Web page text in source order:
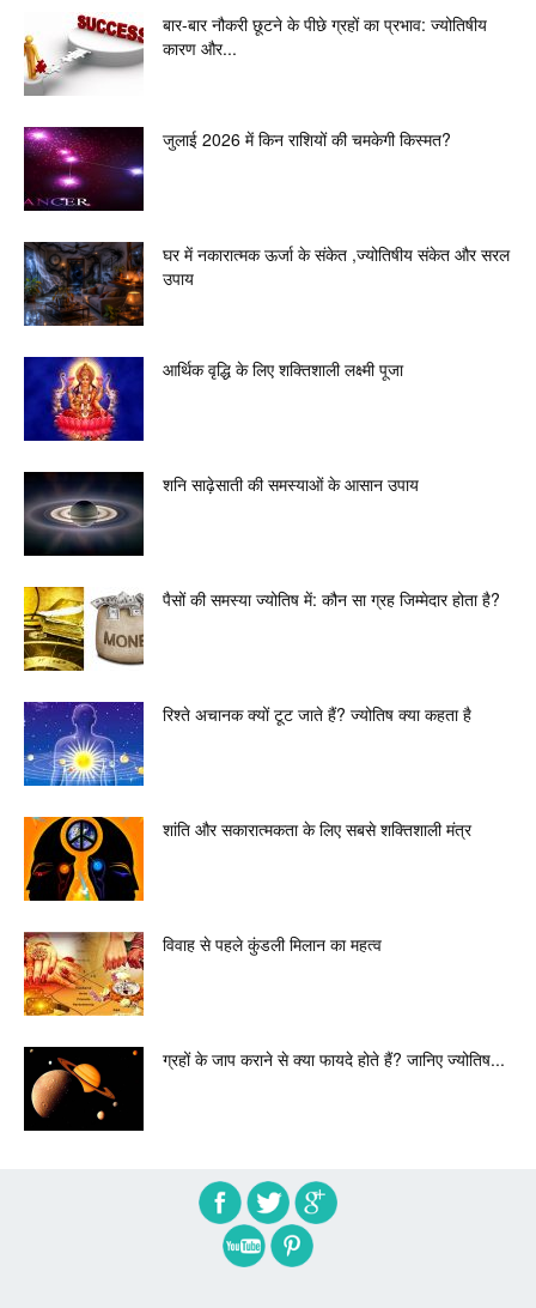
बार-बार नौकरी छूटने के पीछे ग्रहों का प्रभाव: ज्योतिषीय
कारण और...
जुलाई 2026 में किन राशियों की चमकेगी किस्मत?
घर में नकारात्मक ऊर्जा के संकेत ,ज्योतिषीय संकेत और सरल
उपाय
आर्थिक वृद्धि के लिए शक्तिशाली लक्ष्मी पूजा
शनि साढ़ेसाती की समस्याओं के आसान उपाय
पैसों की समस्या ज्योतिष में: कौन सा ग्रह जिम्मेदार होता है?
रिश्ते अचानक क्यों टूट जाते हैं? ज्योतिष क्या कहता है
शांति और सकारात्मकता के लिए सबसे शक्तिशाली मंत्र
विवाह से पहले कुंडली मिलान का महत्व
ग्रहों के जाप कराने से क्या फायदे होते हैं? जानिए ज्योतिष...